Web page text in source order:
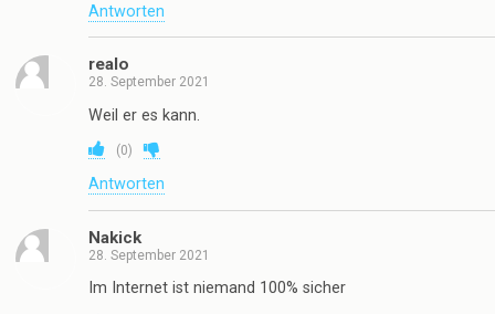
Antworten
realo
28. September 2021
Weil er es kann.
(0)
Antworten
Nakick
28. September 2021
Im Internet ist niemand 100% sicher